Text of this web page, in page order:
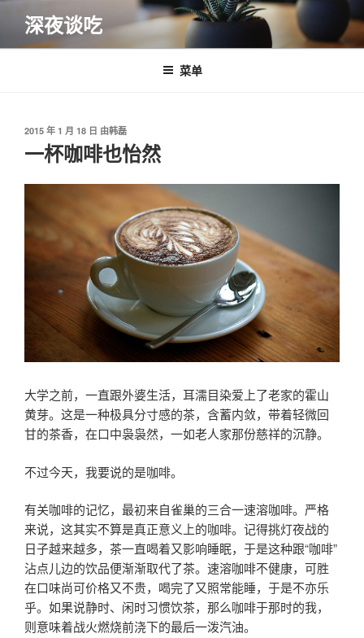
内
深夜谈吃
菜单
发
于
2015 年 1 月 18 日 由韩磊
一杯咖啡也怡然
大学之前，一直跟外婆生活，耳濡目染爱上了老家的霍山
黄芽。这是一种极具分寸感的茶，含蓄内敛，带着轻微回
甘的茶香，在口中袅袅然，一如老人家那份慈祥的沉静。
不过今天，我要说的是咖啡。
有关咖啡的记忆，最初来自雀巢的三合一速溶咖啡。严格
来说，这其实不算是真正意义上的咖啡。记得挑灯夜战的
日子越来越多，茶一直喝着又影响睡眠，于是这种跟“咖啡”
沾点儿边的饮品便渐渐取代了茶。速溶咖啡不健康，可胜
在口味尚可价格又不贵，喝完了又照常能睡，于是不亦乐
乎。如果说静时、闲时习惯饮茶，那么咖啡于那时的我，
则意味着战火燃烧前浇下的最后一泼汽油。